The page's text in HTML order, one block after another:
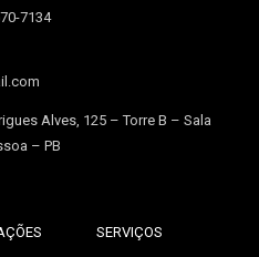
7134
Alves, 125 – Torre B – Sala
– PB
SERVIÇOS